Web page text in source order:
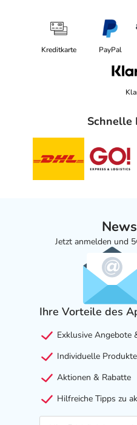
Kreditkarte PayPal
Schnelle
Jetzt anmelden und
Ihre Vorteile des
Exklusive Angebote
Individuelle
Aktionen & Rabatte
Hilfreiche Tipps zu